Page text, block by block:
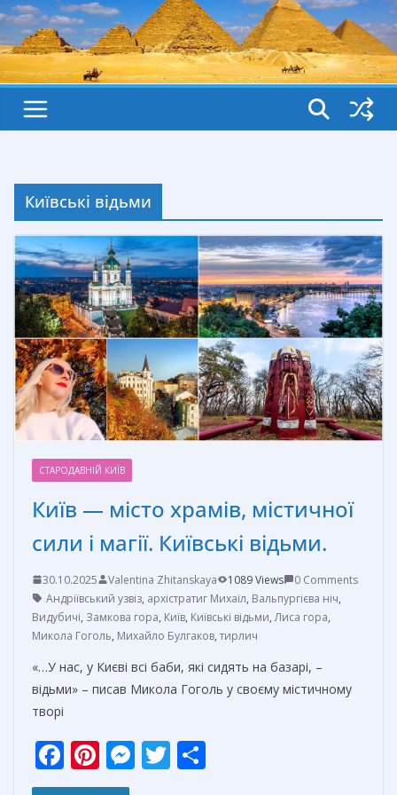
Київські відьми
СТАРОДАВНІЙ КИЇВ
Київ — місто храмів, містичної
сили і магії. Київські відьми.
30.10.2025 Valentina Zhitanskaya 1089 Views
0 Comments
Андріївський узвіз, архістратиг Михаїл, Вальпургієва ніч,
Видубичі, Замкова гора, Київ, Київські відьми,Лиса гора,
Микола Гоголь, Михайло Булгаков, тирлич
«…У нас, у Києві всі баби, які сидять на базарі, –
відьми» – писав Микола Гоголь у своєму містичному
творі
F
ac
Pi
nt
M T